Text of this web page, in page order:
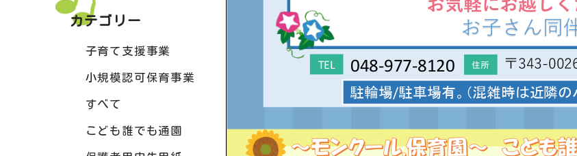
カテゴリー
子育て支援事業
小規模認可保育事業
すべて
こども誰でも通園